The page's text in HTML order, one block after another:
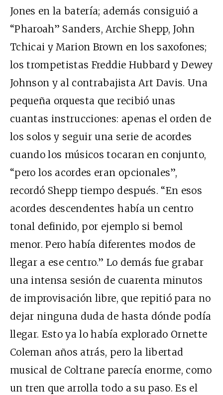
Jones en la batería; además consiguió a
“Pharoah” Sanders, Archie Shepp, John
Tchicai y Marion Brown en los saxofones;
los trompetistas Freddie Hubbard y Dewey
Johnson y al contrabajista Art Davis. Una
pequeña orquesta que recibió unas
cuantas instrucciones: apenas el orden de
los solos y seguir una serie de acordes
cuando los músicos tocaran en conjunto,
“pero los acordes eran opcionales”,
recordó Shepp tiempo después. “En esos
acordes descendentes había un centro
tonal definido, por ejemplo si bemol
menor. Pero había diferentes modos de
llegar a ese centro.” Lo demás fue grabar
una intensa sesión de cuarenta minutos
de improvisación libre, que repitió para no
dejar ninguna duda de hasta dónde podía
llegar. Esto ya lo había explorado Ornette
Coleman años atrás, pero la libertad
musical de Coltrane parecía enorme, como
un tren que arrolla todo a su paso. Es el